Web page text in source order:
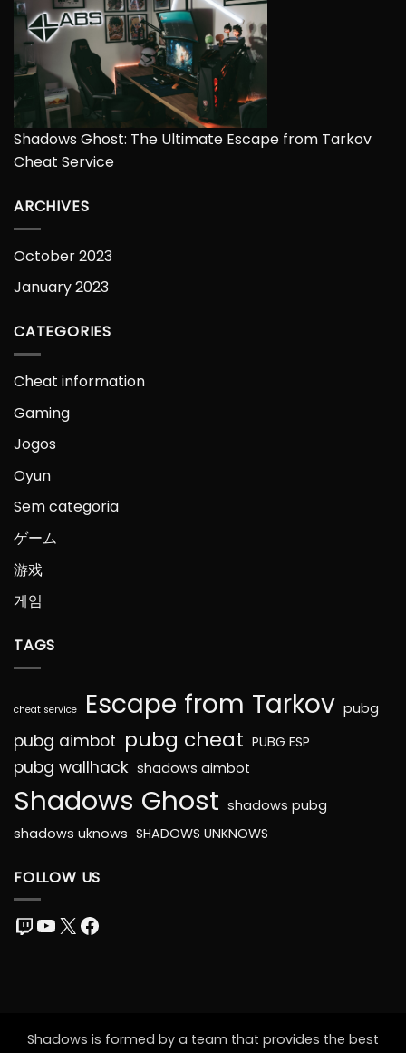
Shadows Ghost: The Ultimate Escape from Tarkov
Cheat Service
ARCHIVES
October 2023
January 2023
CATEGORIES
Cheat information
Gaming
Jogos
Oyun
Sem categoria
ゲーム
游戏
게임
TAGS
cheat service Escape from Tarkov pubg
pubg aimbot pubg cheat PUBG ESP
pubg wallhack shadows aimbot
Shadows Ghost shadows pubg
shadows uknows SHADOWS UNKNOWS
FOLLOW US
Twitch
YouTube
X Facebook
Shadows is formed by a team that provides the best